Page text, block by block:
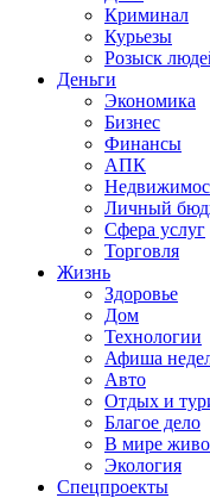
Криминал
Курьезы
Розыск
Деньги
Экономика
Бизнес
Финансы
АПК
Личный
Сфера услуг
Торговля
Жизнь
Здоровье
Дом
Технологии
Афиша
Авто
Отдых и
Благое дело
В мире
Экология
Спецпроекты